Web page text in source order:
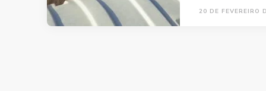
20 DE FEVEREIRO